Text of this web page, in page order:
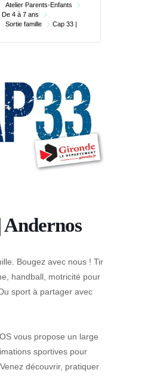
Atelier Parents-Enfants
De 4 à 7 ans
Sortie famille
Cap 33 |
Andernos
Bougez avec nous ! Tir
handball, motricité pour
sport à partager avec
vous propose un large
sportives pour
découvrir, pratiquer